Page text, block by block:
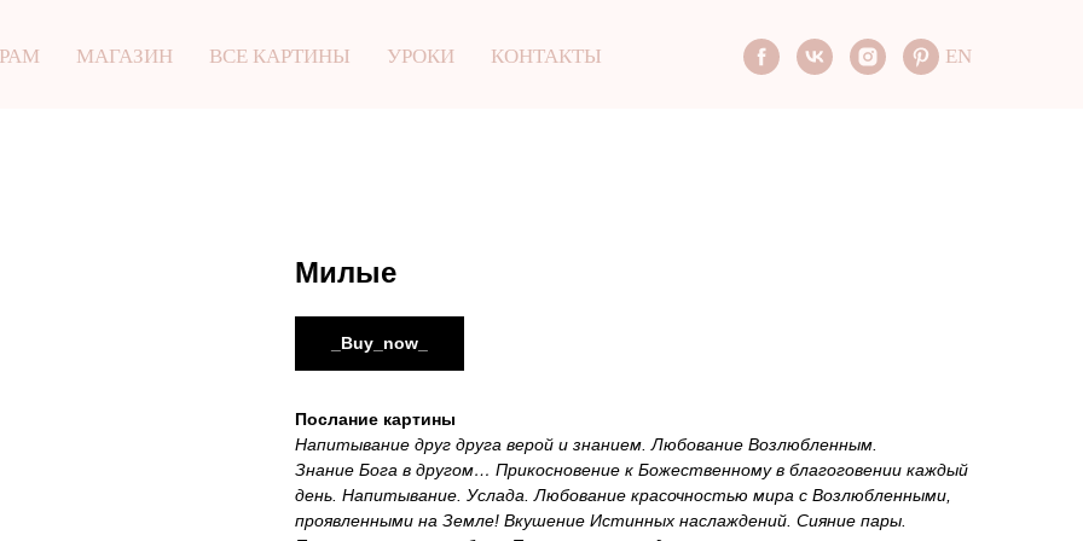
МАГАЗИН ВСЕ КАРТИНЫ УРОКИ КОНТАКТЫ EN
Милые
_Buy_now_
Послание картины
Напитывание друг друга верой и знанием. Любование Возлюбленным.
Знание Бога в другом… Прикосновение к Божественному в благоговении каждый
день. Напитывание. Услада. Любование красочностью мира с Возлюбленными,
проявленными на Земле! Вкушение Истинных наслаждений. Сияние пары.